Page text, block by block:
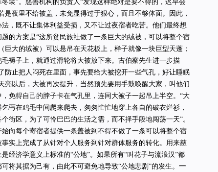
装”。慈善机构的负责人“发现这样绝对是要不得的，迟早会
是夜里不给被盖，未免显得过于狠心，而且不够体面。因此，
，既不让集体利益受损，又不让过夜宿者吃苦。他们最终想
的方案是“这所贫民旅社做了一条巨大的绒被，可以将整个宿
巨大的绒被）可以悬吊在天花板上，样子就像一块巨型天蓬；
褥子上，就通过滑轮将大被放下来。古伯察先生进一步描
防止把人闷死在里面，事先要给大被挖开一些气孔，好让睡眠
亮以后，大被再次提升，当然预先要用手鼓唤醒大家，叫他们
免得自己的脖子卡在气孔里，连同大被子一起吊上半空。“大
丐在鸡毛中间爬来爬去，匆匆忙忙地穿上各自的破衣烂衫，
街区，为了可怜巴巴的生活之需，而不择手段地闯荡一天”。
向每个寄宿者提供一条盖被到不得不做了一条可以将整个宿
实上完成了从针对个人服务到针对群体服务的转化。用来慈
经济学意义上标准的“公地”。如果所有“叫花子与流浪汉”都
将其据为己有，由此不可避免地导致“公地悲剧”的发生。 一